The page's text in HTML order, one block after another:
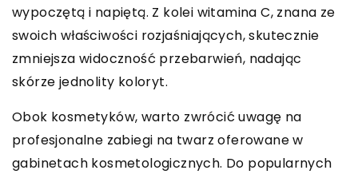
wypoczętą i napiętą. Z kolei witamina C, znana ze
swoich właściwości rozjaśniających, skutecznie
zmniejsza widoczność przebarwień, nadając
skórze jednolity koloryt.
Obok kosmetyków, warto zwrócić uwagę na
profesjonalne zabiegi na twarz oferowane w
gabinetach kosmetologicznych. Do popularnych